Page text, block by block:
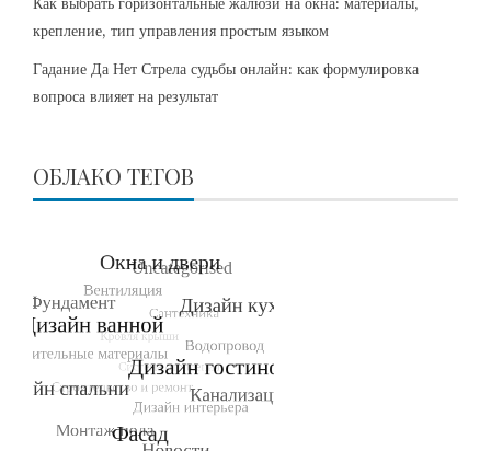
крепление, тип управления простым языком
Гадание Да Нет Стрела судьбы онлайн: как формулировка
вопроса влияет на результат
ОБЛАКО ТЕГОВ